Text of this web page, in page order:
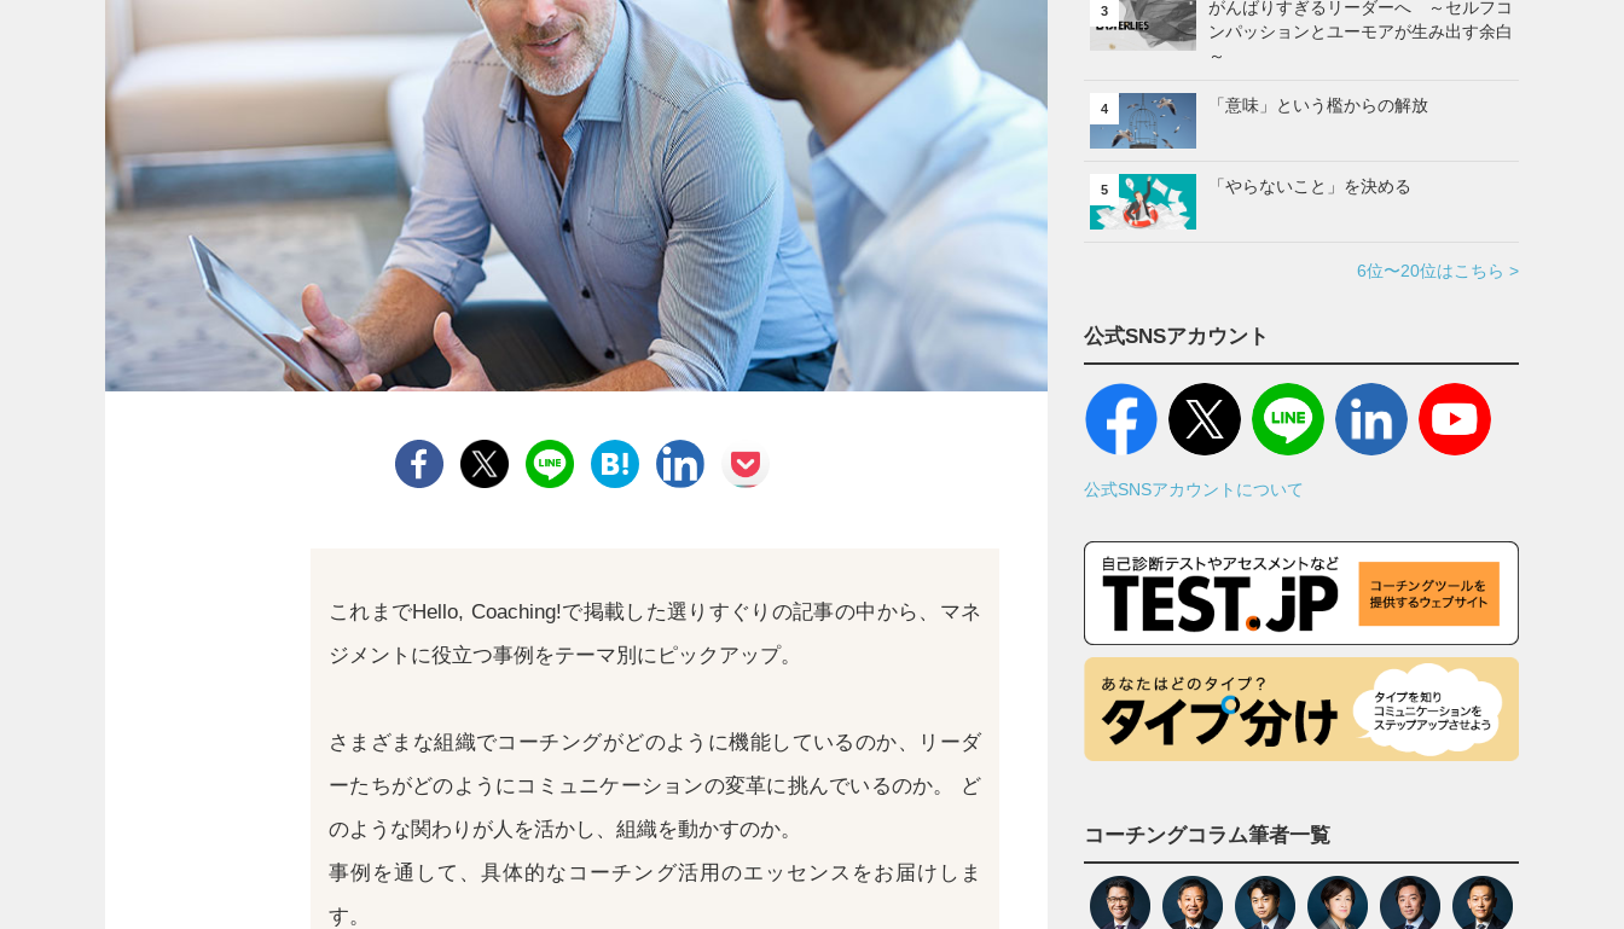
これまでHello, Coaching!で掲載した選りすぐりの記事の中から、マネ
ジメントに役立つ事例をテーマ別にピックアップ。
さまざまな組織でコーチングがどのように機能しているのか、リーダ
ーたちがどのようにコミュニケーションの変革に挑んでいるのか。 ど
のような関わりが人を活かし、組織を動かすのか。
事例を通して、具体的なコーチング活用のエッセンスをお届けしま
す。
3
がんばりすぎるリーダーへ ～セルフコ
ンパッションとユーモアが生み出す余白
～
4 「意味」という檻からの解放
5 「やらないこと」を決める
6位〜20位はこちら >
公式SNSアカウント
公式SNSアカウントについて
コーチングコラム筆者一覧